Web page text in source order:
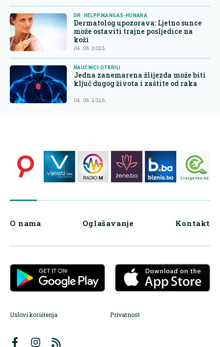
DR. HELPPIKANGAS-HUNARA
Dermatolog upozorava: Ljetno sunce
može ostaviti trajne posljedice na
koži
04. 08. 2026.
NAUČNICI OTKRILI
Jedna zanemarena žlijezda može biti
ključ dugog života i zaštite od raka
04. 08. 2026.
O nama Oglašavanje Kontakt
Uslovi korištenja Privatnost